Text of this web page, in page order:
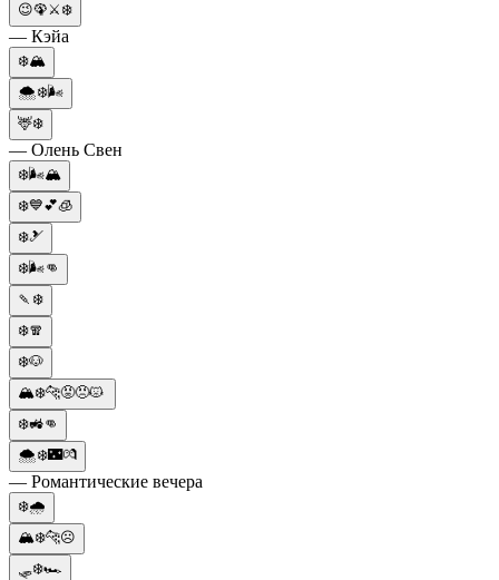
😉🦚⚔️❄️
— Кэйа
❄️🏔️
🌨️❄️🌬️
🦌❄️
— Олень Свен
❄️🌬️🏔️
❄️💙💕🧊
❄️🎿
❄️🌬️👊
🍡❄️
❄️🧣
❄️🐶
🏔️❄️🐆😡😠😾
❄️🚜👊
🌨️❄️🌃💏
— Романтические вечера
❄️🌧️
🏔️❄️🐆☹
🛷❄️🏎️